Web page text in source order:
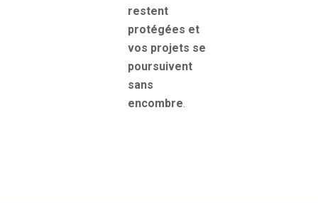
restent
protégées et
vos projets se
poursuivent
sans
encombre.